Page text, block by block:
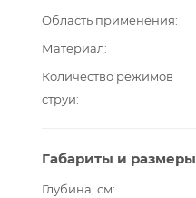
Область применения
Материал
Количество режимов
струи
Габариты и размеры
Глубина, см